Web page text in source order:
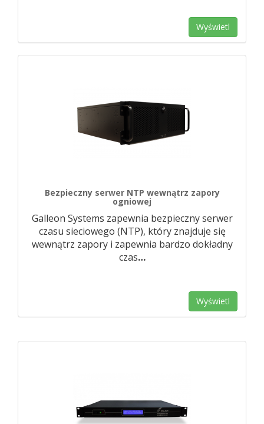
Wyświetl
Bezpieczny serwer NTP wewnątrz zapory
ogniowej
Galleon Systems zapewnia bezpieczny serwer
czasu sieciowego (NTP), który znajduje się
wewnątrz zapory i zapewnia bardzo dokładny
czas…
Wyświetl